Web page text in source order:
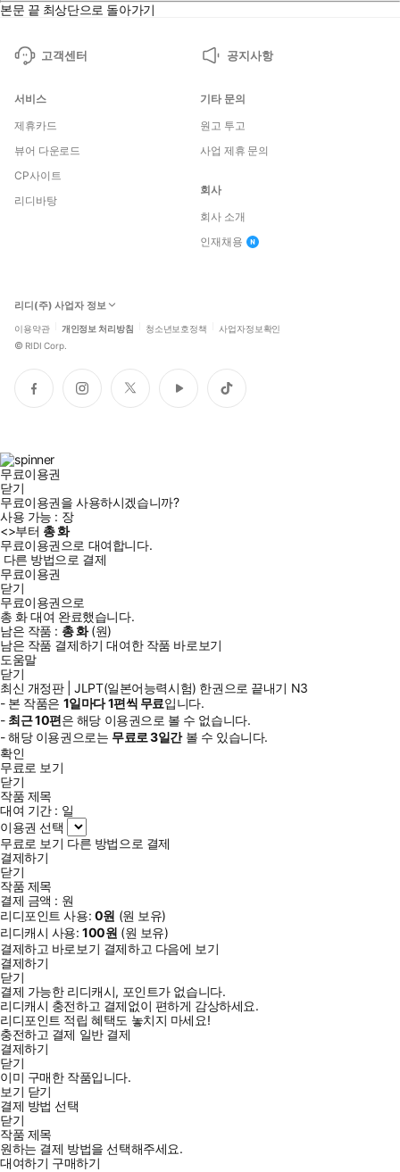
도서에 제공하는 MP3(CD) 음원 및 부가자료는 다락원 홈페이지
(www.darakwon.co.kr)에서 무료 다운로드 가능합니다.
『(최신 개정판) JLPT(일본어능력시험) 한권으로 끝내기 N3』은
1998년 첫 발간 이후 큰 사랑을 받아온 시리즈의 여섯 번째 개정판
으로, 시험의 전 영역을 한 권으로 마스터할 수 있는 종합 대비서입
니다.
이번 개정판에서는 2010년부터 최근까지의 실제 기출 어휘와 문법
을 연도별로 수록하였으며, 실전 감각을 극대화할 수 있도록 실제 시
험 시간표와 동일한 구성(1교시 언어지식(언어지식·독해 / 2교시 청
해)을 채택했습니다. 고득점 달성을 위해 파트별 총정리와 확인문제
및 예상문제는 물론, 실전모의테스트 4회분(교재 수록 2회분+온라
인 2회분)과 해설집, 스피드 체크북, 단어 연습장(PDF), 학습 계획
표(PDF)까지 알찬 부록을 담았습니다. 또한, 학습자의 편의를 위
해 해설집을 대폭 보강하였고, 파트별 문제 유형 분석과 실전 감각
익히기 문제 풀이 동영상(QR 접속)을 제공하여 문제 패턴을 쉽게
파악할 수 있습니다. 듣기 음원은 다락원 홈페이지 또는 QR코드
를 통해 스마트폰으로 이용하실 수 있습니다.
<이 책의 특징>
① 최신 기출 경향의 완벽 반영
2010년부터 현재까지 시험에 나온 최신 기출 어휘와 문법을 연도
별로 정리하였습니다.
② 실제 시험과 동일한 교시별 구성
1교시(언어지식·독해)와 2교시(청해) 순서로 구성하여 실전 감각
을 키우는 데에 도움을 줍니다.
③ 파트별 핵심 전략 및 풍부한 연습 문제
철저한 유형 분석과 확인문제를 통해 고득점을 얻을 수 있고, 합
격률을 높입니다.
본문 끝 최상단으로 돌아가기
고객센터 공지사항
서비스
제휴카드
뷰어 다운로드
CP사이트
리디바탕
기타 문의
원고 투고
사업 제휴 문의
회사
회사 소개
인재채용
리디(주) 사업자 정보
이용약관 개인정보 처리방침 청소년보호정책 사업자정보확인
© RIDI Corp.
페
이
인
스
트
위
유
튜
틱
톡
무료이용권
닫기
무료이용권을 사용하시겠습니까?
사용 가능 : 장
<>부터 총화
무료이용권으로 대여합니다.
다른 방법으로 결제
무료이용권
닫기
무료이용권으로
총 화대여 완료했습니다.
남은 작품 : 총화(원)
남은 작품 결제하기 대여한 작품 바로보기
도움말
닫기
최신 개정판 | JLPT(일본어능력시험) 한권으로 끝내기 N3
- 본 작품은 1일마다1편씩 무료입니다.
- 최근10편은 해당 이용권으로 볼 수 없습니다.
- 해당 이용권으로는 무료로3일간볼 수 있습니다.
확인
무료로 보기
닫기
작품 제목
대여 기간 : 일
이용권 선택
무료로 보기 다른 방법으로 결제
결제하기
닫기
작품 제목
결제 금액 : 원
리디포인트 사용: 0원 (원 보유)
리디캐시 사용:100원 (원 보유)
결제하고 바로보기 결제하고 다음에 보기
결제하기
닫기
결제 가능한 리디캐시, 포인트가 없습니다.
리디캐시 충전하고 결제없이 편하게 감상하세요.
리디포인트 적립 혜택도 놓치지 마세요!
충전하고 결제 일반 결제
결제하기
닫기
이미 구매한 작품입니다.
보기 닫기
결제 방법 선택
닫기
작품 제목
원하는 결제 방법을 선택해주세요.
대여하기 구매하기